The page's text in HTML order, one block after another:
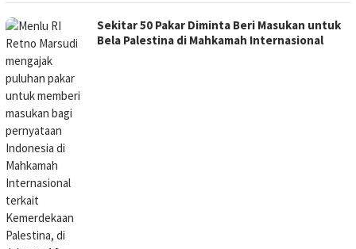
Sekitar 50 Pakar Diminta Beri Masukan untuk
Bela Palestina di Mahkamah Internasional